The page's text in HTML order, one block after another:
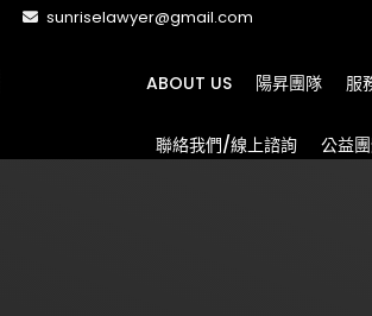
sunriselawyer@gmail.com
ABOUT US 陽昇團隊 服
聯絡我們/線上諮詢 公益